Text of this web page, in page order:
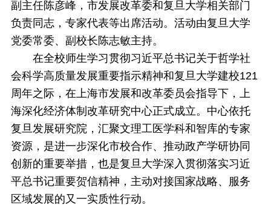
副主任陈彦峰，市发展改革委和复旦大学相关部门
负责同志，专家代表等出席活动。活动由复旦大学
党委常委、副校长陈志敏主持。
在全校师生学习贯彻习近平总书记关于哲学社
会科学高质量发展重要指示精神和复旦大学建校121
周年之际，在上海市发展和改革委员会指导下，上
海深化经济体制改革研究中心正式成立。中心依托
复旦发展研究院，汇聚文理工医学科和智库的专家
资源，是进一步深化市校合作、推动政产学研协同
创新的重要举措，也是复旦大学深入贯彻落实习近
平总书记重要贺信精神，主动对接国家战略、服务
区域发展的又一实质性行动。